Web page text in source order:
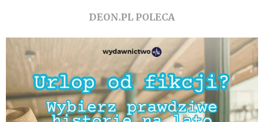
DEON.PL POLECA